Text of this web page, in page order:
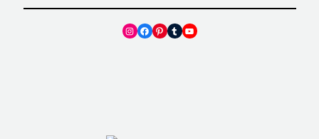
Instagram
Facebook
Pinterest
TumblrYouTube